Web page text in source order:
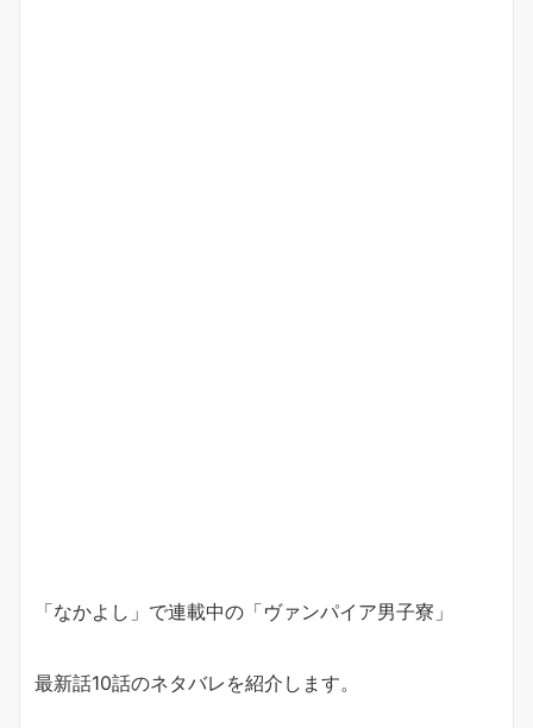
「なかよし」で連載中の「ヴァンパイア男子寮」
最新話10話のネタバレを紹介します。